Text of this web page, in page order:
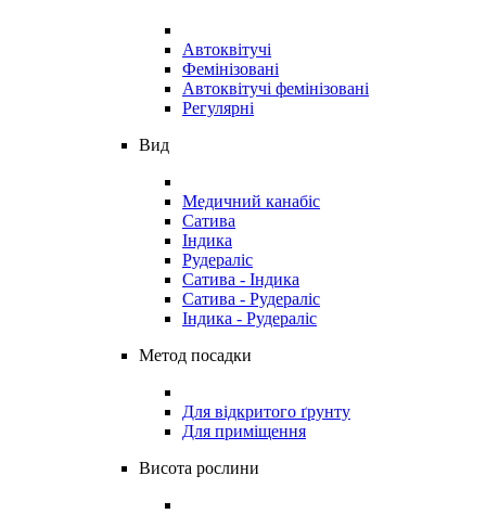
Автоквітучі
Фемінізовані
Автоквітучі фемінізовані
Регулярні
Вид
Медичний канабіс
Сатива
Індика
Рудераліс
Сатива - Індика
Сатива - Рудераліс
Індика - Рудераліс
Метод посадки
Для відкритого ґрунту
Для приміщення
Висота рослини